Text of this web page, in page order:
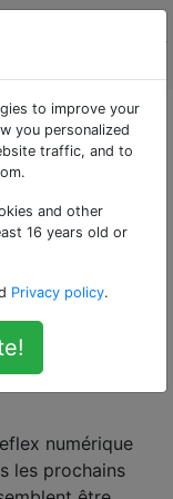
d'appareils
PowerShot.
et
numérique
les prochains
to improve your
you personalized
traffic, and to
and other
16 years old or
Privacy policy.